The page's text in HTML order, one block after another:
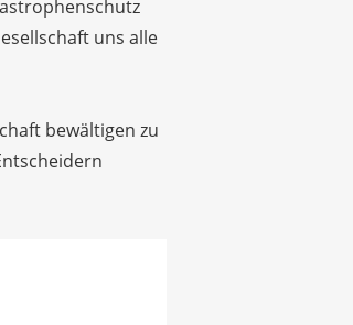
uns alle
bewältigen zu